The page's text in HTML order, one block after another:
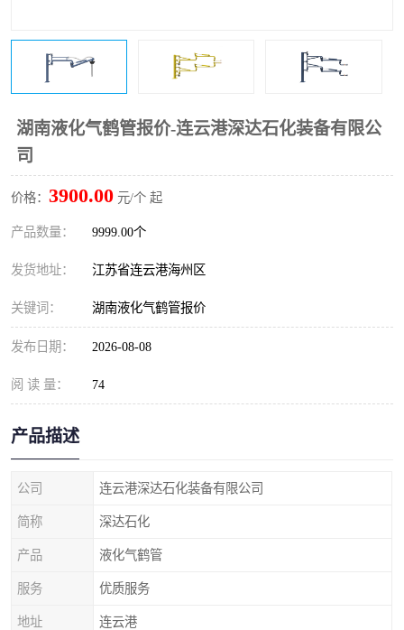
湖南液化气鹤管报价-连云港深达石化装备有限公
司
价格： 3900.00 元/个 起
产品数量： 9999.00个
发货地址： 江苏省连云港海州区
关键词： 湖南液化气鹤管报价
发布日期： 2026-08-08
阅 读 量： 74
产品描述
公司 连云港深达石化装备有限公司
简称 深达石化
产品 液化气鹤管
服务 优质服务
地址 连云港